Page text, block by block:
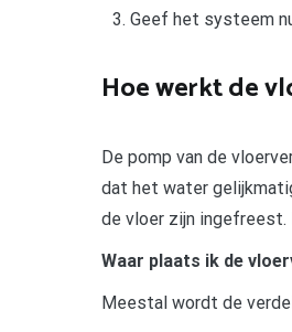
Geef het systeem
Hoe werkt de
De pomp van de
dat het water
de vloer zijn
Waar plaats ik de
Meestal wordt de